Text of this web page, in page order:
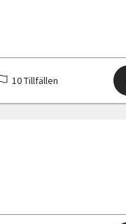
10 Tillfällen